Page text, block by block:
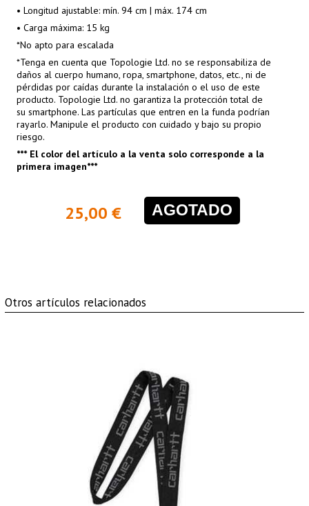
• Longitud ajustable: mín. 94 cm | máx. 174 cm
• Carga máxima: 15 kg
*No apto para escalada
*Tenga en cuenta que Topologie Ltd. no se responsabiliza de
daños al cuerpo humano, ropa, smartphone, datos, etc., ni de
pérdidas por caídas durante la instalación o el uso de este
producto. Topologie Ltd. no garantiza la protección total de
su smartphone. Las partículas que entren en la funda podrían
rayarlo. Manipule el producto con cuidado y bajo su propio
riesgo.
*** El color del artículo a la venta solo corresponde a la
primera imagen***
25,00 € AGOTADO
Otros artículos relacionados